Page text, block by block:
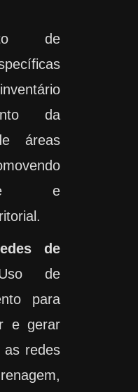
de
da
áreas
e
de
de
para
e gerar
as redes